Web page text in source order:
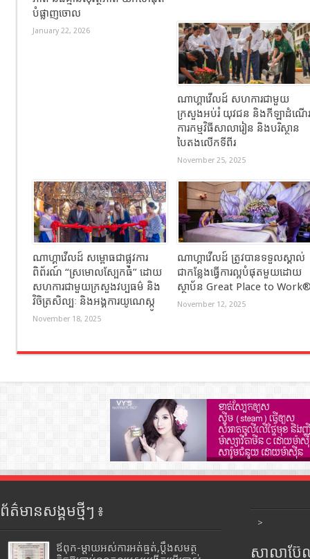
បំផ្លាញចោល
January 22, 2026
ណាហ្គាវើលដ៍ សហការជាមួយ
ក្រសួងអប់រំ យុវជន និងកីឡាដំណើរ
ការកម្មវិធីសាលារៀន និងបរិស្ថាន
បៃតងលើកទីពីរ
November 25, 2025
ណាហ្គាវើលដ៍ សម្ពោធជាផ្លូវការ
ពិព័រណ៍ “ស្រមោលស្បែកធំ” ដោយ
សហការជាមួយក្រសួងវប្បធម៌ និង
វិចិត្រសិល្បៈ និងអង្គការយូណេស្កូ
November 18, 2025
ណាហ្គាវើលដ៍ ត្រូវបានទទួលស្គាល់
ជាកន្លែងធ្វើការល្អបំផុតមួយដោយ
ស្ថាប័ន Great Place to
November 12, 2025
ព័ត៌មានសង្គមថ្មីៗ ៖
ឪពុក-ម្ដាយអស់ការអត់ធ្មត់,ប្ដឹងសមត្ថ
>
សាលាប៊ែ